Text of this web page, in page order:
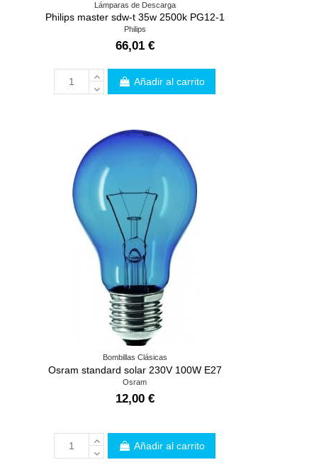
Lámparas de Descarga
Philips master sdw-t 35w 2500k PG12-1
Philips
66,01 €
Añadir al carrito
Bombillas Clásicas
Osram standard solar 230V 100W E27
Osram
12,00 €
Añadir al carrito